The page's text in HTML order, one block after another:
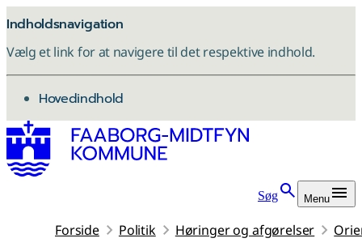
Indholdsnavigation
Vælg et link for at navigere til det respektive indhold.
gå til
Hovedindhold
Søg Menu
Forside Politik Høringer og afgørelser